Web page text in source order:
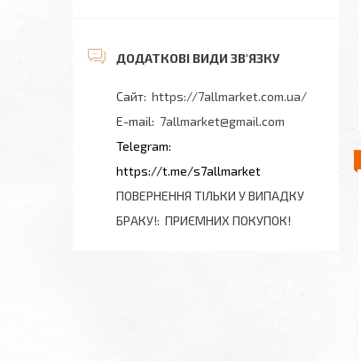
https://7allmarket.com.ua/
7allmarket@gmail.com
https://t.me/s7allmarket
ПОВЕРНЕННЯ ТІЛЬКИ У ВИПАДКУ
БРАКУ! ПРИЄМНИХ ПОКУПОК!